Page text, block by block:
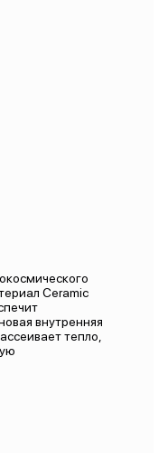
Ceramic
внутренняя
тепло,